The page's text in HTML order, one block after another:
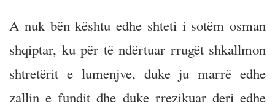
A nuk bën kështu edhe shteti i sotëm osman
shqiptar, ku për të ndërtuar rrugët shkallmon
shtretërit e lumenjve, duke ju marrë edhe
zallin e fundit dhe duke rrezikuar deri edhe